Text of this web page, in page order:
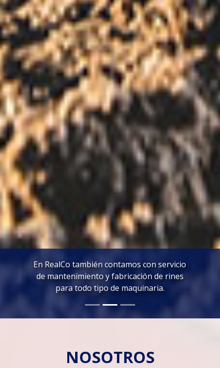
En RealCo también contamos con servicio
de mantenimiento y fabricación de rines
para todo tipo de maquinaria.
NOSOTROS